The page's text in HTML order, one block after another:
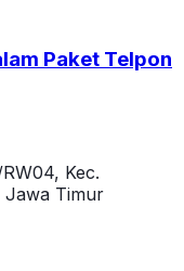
Paket Telpon
Kec.
Jawa Timur